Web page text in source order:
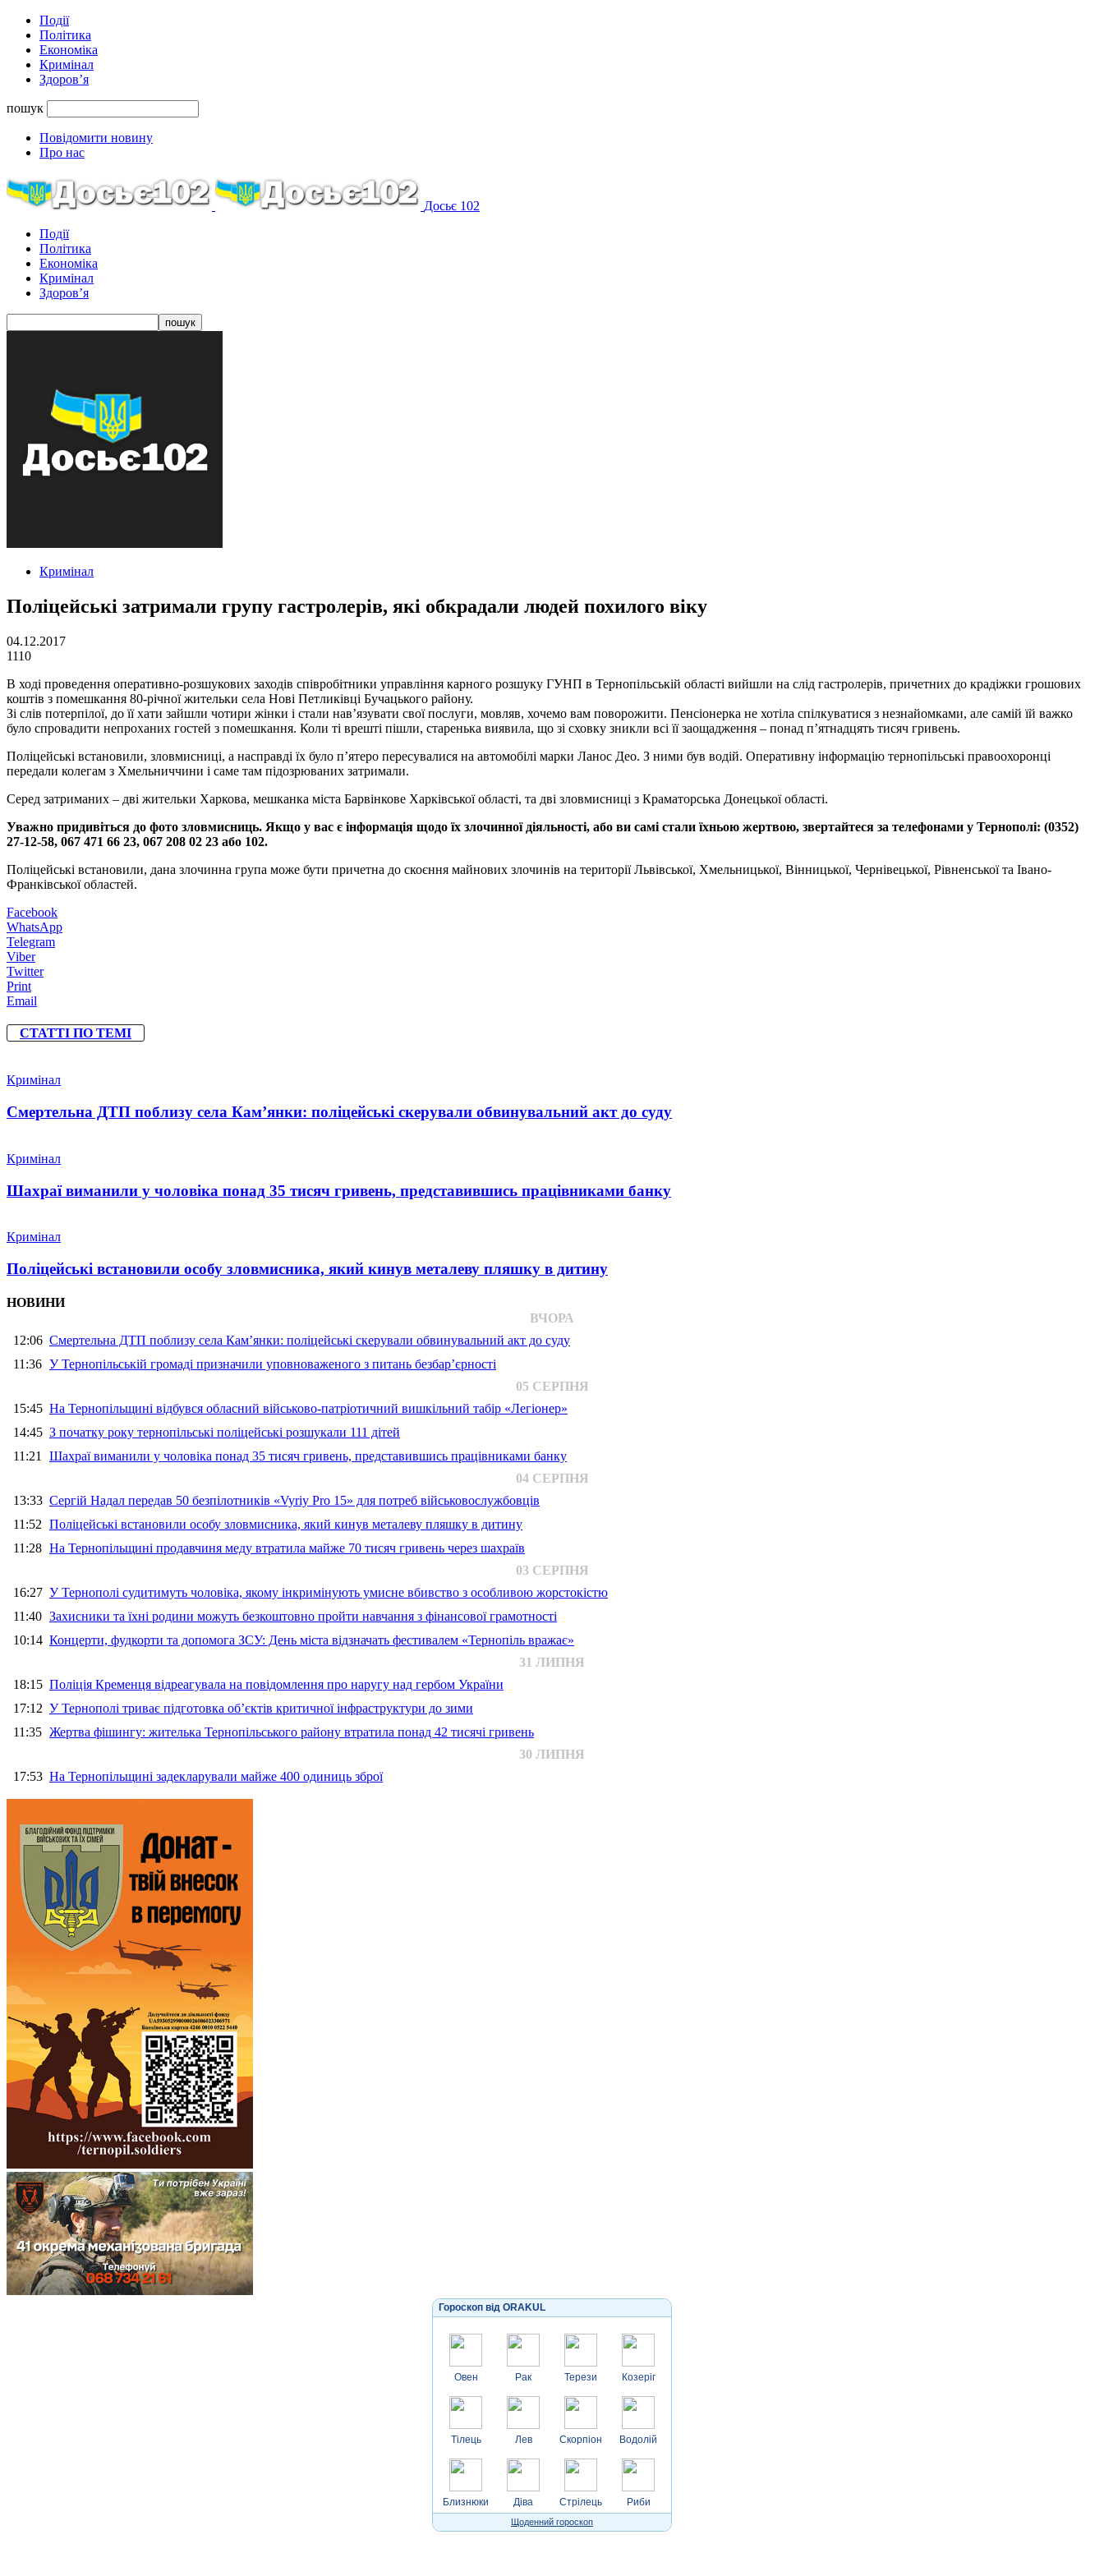
Події
Політика
Економіка
Кримінал
Здоров’я
пошук
Повідомити новину
Про нас
Досьє 102
Події
Політика
Економіка
Кримінал
Здоров’я
Кримінал
Поліцейські затримали групу гастролерів, які обкрадали людей похилого віку
04.12.2017
1110
В ході проведення оперативно-розшукових заходів співробітники управління карного розшуку ГУНП в Тернопільській області вийшли на слід гастролерів, причетних до крадіжки грошових
коштів з помешкання 80-річної жительки села Нові Петликівці Бучацького району.
Зі слів потерпілої, до її хати зайшли чотири жінки і стали нав’язувати свої послуги, мовляв, хочемо вам поворожити. Пенсіонерка не хотіла спілкуватися з незнайомками, але самій їй важко
було спровадити непроханих гостей з помешкання. Коли ті врешті пішли, старенька виявила, що зі сховку зникли всі її заощадження – понад п’ятнадцять тисяч гривень.
Поліцейські встановили, зловмисниці, а насправді їх було п’ятеро пересувалися на автомобілі марки Ланос Део. З ними був водій. Оперативну інформацію тернопільські правоохоронці
передали колегам з Хмельниччини і саме там підозрюваних затримали.
Серед затриманих – дві жительки Харкова, мешканка міста Барвінкове Харківської області, та дві зловмисниці з Краматорська Донецької області.
Уважно придивіться до фото зловмисниць. Якщо у вас є інформація щодо їх злочинної діяльності, або ви самі стали їхньою жертвою, звертайтеся за телефонами у Тернополі: (0352)
27-12-58, 067 471 66 23, 067 208 02 23 або 102.
Поліцейські встановили, дана злочинна група може бути причетна до скоєння майнових злочинів на території Львівської, Хмельницької, Вінницької, Чернівецької, Рівненської та Івано-
Франківської областей.
Facebook
WhatsApp
Telegram
Viber
Twitter
Print
Email
СТАТТІ ПО ТЕМІ
Кримінал
Смертельна ДТП поблизу села Кам’янки: поліцейські скерували обвинувальний акт до суду
Кримінал
Шахраї виманили у чоловіка понад 35 тисяч гривень, представившись працівниками банку
Кримінал
Поліцейські встановили особу зловмисника, який кинув металеву пляшку в дитину
НОВИНИ
ВЧОРА
12:06 Смертельна ДТП поблизу села Кам’янки: поліцейські скерували обвинувальний акт до суду
11:36 У Тернопільській громаді призначили уповноваженого з питань безбар’єрності
05 СЕРПНЯ
15:45 На Тернопільщині відбувся обласний військово-патріотичний вишкільний табір «Легіонер»
14:45 З початку року тернопільські поліцейські розшукали 111 дітей
11:21 Шахраї виманили у чоловіка понад 35 тисяч гривень, представившись працівниками банку
04 СЕРПНЯ
13:33 Сергій Надал передав 50 безпілотників «Vyriy Pro 15» для потреб військовослужбовців
11:52 Поліцейські встановили особу зловмисника, який кинув металеву пляшку в дитину
11:28 На Тернопільщині продавчиня меду втратила майже 70 тисяч гривень через шахраїв
03 СЕРПНЯ
16:27 У Тернополі судитимуть чоловіка, якому інкримінують умисне вбивство з особливою жорстокістю
11:40 Захисники та їхні родини можуть безкоштовно пройти навчання з фінансової грамотності
10:14 Концерти, фудкорти та допомога ЗСУ: День міста відзначать фестивалем «Тернопіль вражає»
31 ЛИПНЯ
18:15 Поліція Кременця відреагувала на повідомлення про наругу над гербом України
17:12 У Тернополі триває підготовка об’єктів критичної інфраструктури до зими
11:35 Жертва фішингу: жителька Тернопільського району втратила понад 42 тисячі гривень
30 ЛИПНЯ
17:53 На Тернопільщині задекларували майже 400 одиниць зброї
Гороскоп від ORAKUL
Овен
Тілець
Близнюки
Рак
Лев
Діва
Терези
Скорпіон
Стрілець
Козеріг
Водолій
Риби
Щоденний гороскоп